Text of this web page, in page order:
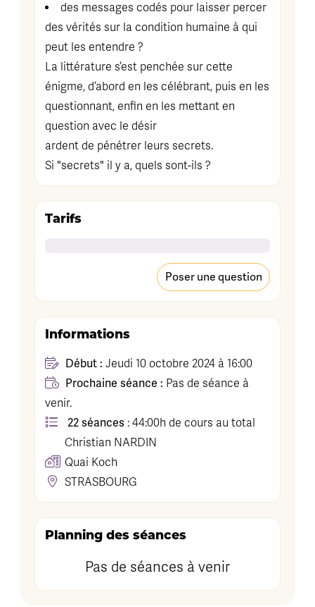
des messages codés pour laisser percer
des vérités sur la condition humaine à qui
peut les entendre ?
La littérature s’est penchée sur cette
énigme, d’abord en les célébrant, puis en les
questionnant, enfin en les mettant en
question avec le désir
ardent de pénétrer leurs secrets.
Si "secrets" il y a, quels sont-ils ?
Tarifs
Poser une question
Informations
Début : Jeudi 10 octobre 2024 à 16:00
Prochaine séance : Pas de séance à
venir.
22 séances : 44:00h de cours au total
Christian NARDIN
Quai Koch
STRASBOURG
Planning des séances
Pas de séances à venir